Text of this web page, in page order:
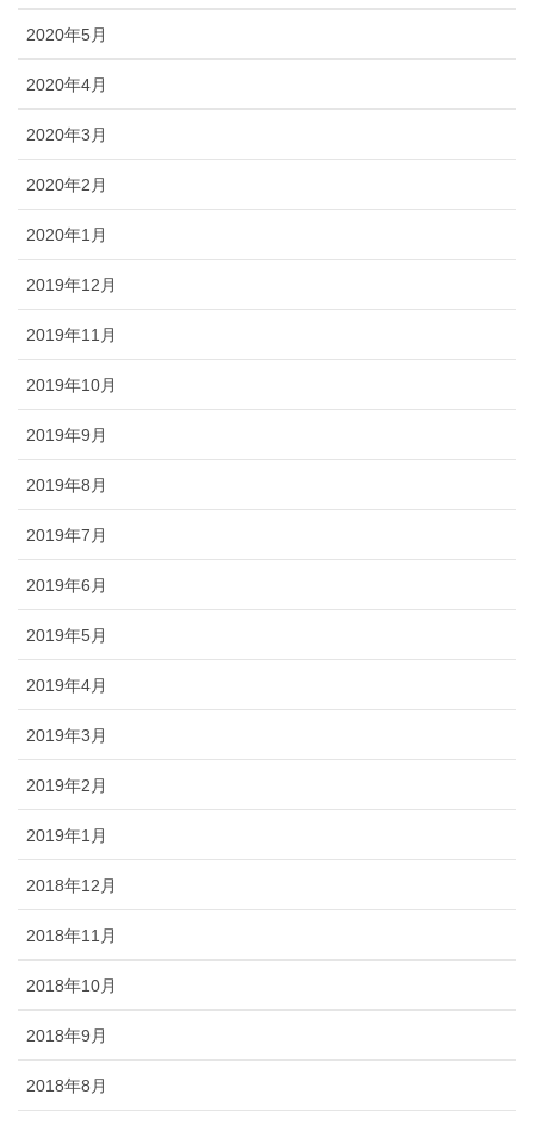
2020年5月
2020年4月
2020年3月
2020年2月
2020年1月
2019年12月
2019年11月
2019年10月
2019年9月
2019年8月
2019年7月
2019年6月
2019年5月
2019年4月
2019年3月
2019年2月
2019年1月
2018年12月
2018年11月
2018年10月
2018年9月
2018年8月